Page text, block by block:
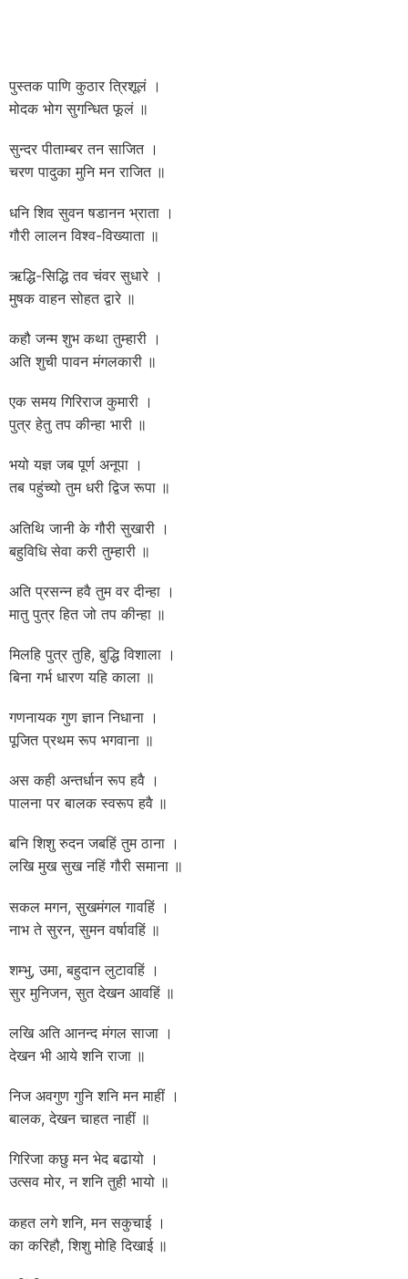
पुस्तक पाणि कुठार त्रिशूलं ।
मोदक भोग सुगन्धित फूलं ॥
सुन्दर पीताम्बर तन साजित ।
चरण पादुका मुनि मन राजित ॥
धनि शिव सुवन षडानन भ्राता ।
गौरी लालन विश्व-विख्याता ॥
ऋद्धि-सिद्धि तव चंवर सुधारे ।
मुषक वाहन सोहत द्वारे ॥
कहौ जन्म शुभ कथा तुम्हारी ।
अति शुची पावन मंगलकारी ॥
एक समय गिरिराज कुमारी ।
पुत्र हेतु तप कीन्हा भारी ॥
भयो यज्ञ जब पूर्ण अनूपा ।
तब पहुंच्यो तुम धरी द्विज रूपा ॥
अतिथि जानी के गौरी सुखारी ।
बहुविधि सेवा करी तुम्हारी ॥
अति प्रसन्न हवै तुम वर दीन्हा ।
मातु पुत्र हित जो तप कीन्हा ॥
मिलहि पुत्र तुहि, बुद्धि विशाला ।
बिना गर्भ धारण यहि काला ॥
गणनायक गुण ज्ञान निधाना ।
पूजित प्रथम रूप भगवाना ॥
अस कही अन्तर्धान रूप हवै ।
पालना पर बालक स्वरूप हवै ॥
बनि शिशु रुदन जबहिं तुम ठाना ।
लखि मुख सुख नहिं गौरी समाना ॥
सकल मगन, सुखमंगल गावहिं ।
नाभ ते सुरन, सुमन वर्षावहिं ॥
शम्भु, उमा, बहुदान लुटावहिं ।
सुर मुनिजन, सुत देखन आवहिं ॥
लखि अति आनन्द मंगल साजा ।
देखन भी आये शनि राजा ॥
निज अवगुण गुनि शनि मन माहीं ।
बालक, देखन चाहत नाहीं ॥
गिरिजा कछु मन भेद बढायो ।
उत्सव मोर, न शनि तुही भायो ॥
कहत लगे शनि, मन सकुचाई ।
का करिहौ, शिशु मोहि दिखाई ॥